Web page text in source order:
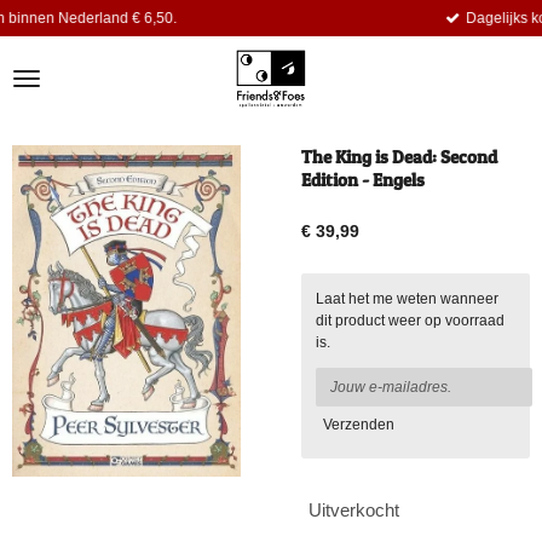
Ga
de
6,50. Dagelijks komen er nieuwe
The King is Dead: Second
Edition - Engels
€ 39,99
Laat het me weten wanneer
dit product weer op voorraad
is.
Verzenden
Uitverkocht